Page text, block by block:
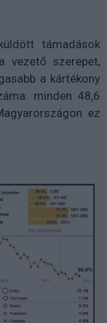
támadások
vezető szerepet,
a kártékony
minden 48,6
ez